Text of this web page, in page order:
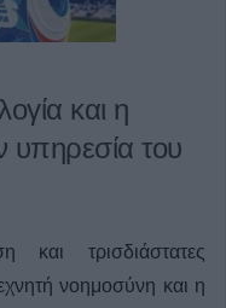
και η
υπηρεσία του
και τρισδιάστατες
νοημοσύνη και η